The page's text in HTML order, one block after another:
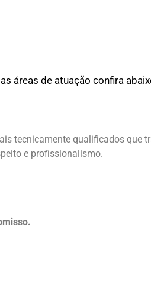
áreas de atuação confira
tecnicamente qualificados que
e profissionalismo.